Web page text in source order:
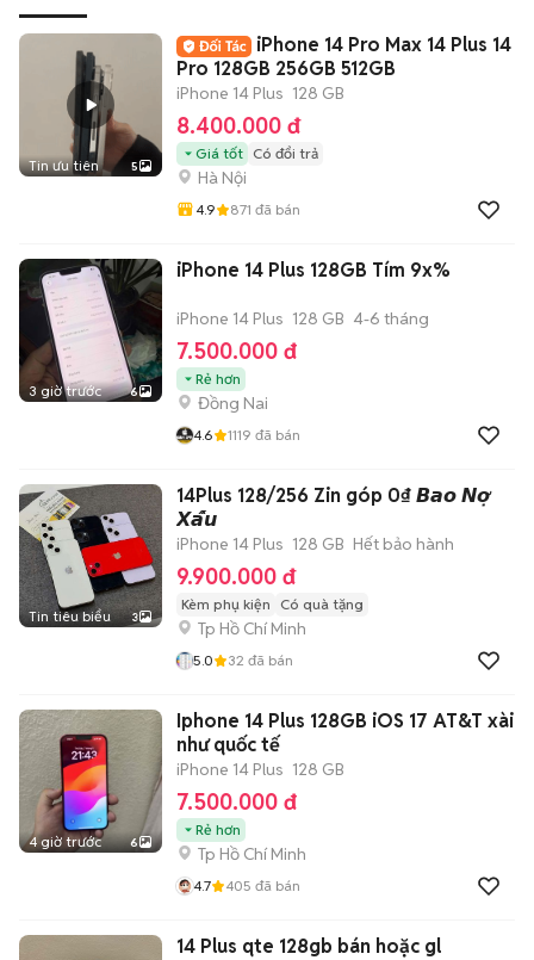
Tin ưu tiên 5
iPhone 14 Pro Max 14 Plus 14
Pro 128GB 256GB 512GB
iPhone 14 Plus 128 GB
8.400.000 đ
Giá tốt Có đổi trả
Hà Nội
4.9 871 đã bán
3 giờ trước 6
iPhone 14 Plus 128GB Tím 9x%
iPhone 14 Plus 128 GB 4-6 tháng
7.500.000 đ
Rẻ hơn
Đồng Nai
4.6 1119 đã bán
Tin tiêu biểu 3
14Plus 128/256 Zin góp 0₫ 𝘽𝙖𝙤 𝙉𝙤̛̣
𝙓𝙖̂́𝙪
iPhone 14 Plus 128 GB Hết bảo hành
9.900.000 đ
Kèm phụ kiện Có quà tặng
Tp Hồ Chí Minh
5.0 32 đã bán
4 giờ trước 6
Iphone 14 Plus 128GB iOS 17 AT&T xài
như quốc tế
iPhone 14 Plus 128 GB
7.500.000 đ
Rẻ hơn
Tp Hồ Chí Minh
4.7 405 đã bán
14 Plus qte 128gb bán hoặc gl